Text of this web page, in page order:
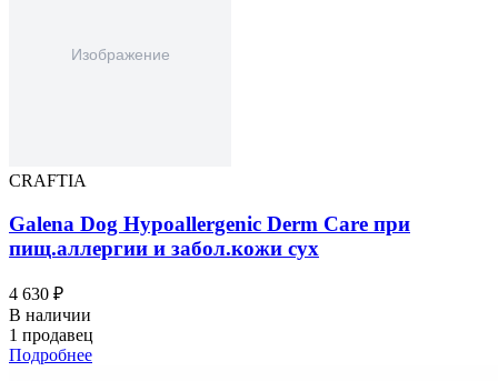
CRAFTIA
Galena Dog Hypoallergenic Derm Care при
пищ.аллергии и забол.кожи сух
4 630 ₽
В наличии
1 продавец
Подробнее